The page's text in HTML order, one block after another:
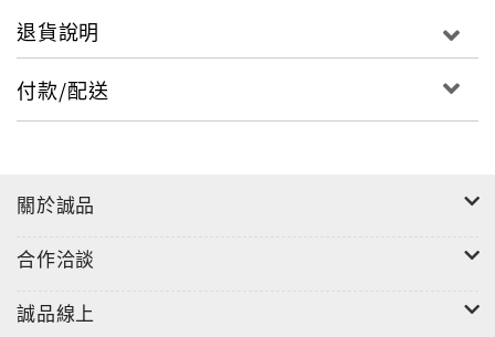
＜她的第一個舞會＞（Her First Ball）
＜勃瑞爾小姐＞（Miss Brill）
退貨說明
付款/配送
關於誠品
合作洽談
誠品線上